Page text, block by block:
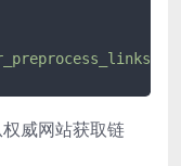
威网站获取链